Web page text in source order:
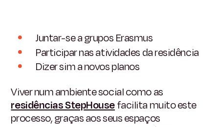
Juntar-se a grupos Erasmus
Participar nas atividades da residência
Dizer sim a novos planos
Viver num ambiente social como as
residências StepHousefacilita muito este
processo, graças aos seus espaços